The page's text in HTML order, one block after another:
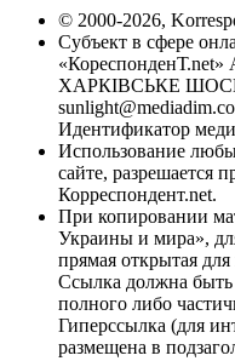
© 2000-2026,
Субъект в сфере
«КореспонденТ.net»
ХАРКІВСЬКЕ ШОСЕ,
Идентификатор
Использование
сайте, разрешается
Корреспондент.net.
При копировании
Украины и мира»,
прямая открытая
Ссылка должна быть
полного либо
Гиперссылка (для
размещена в